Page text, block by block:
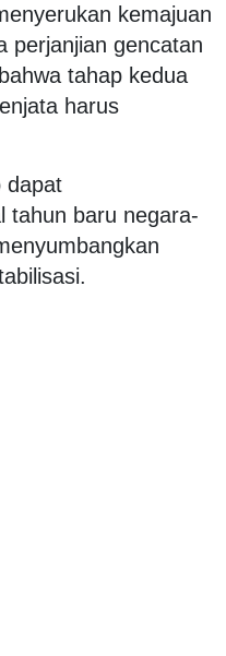
kemajuan
perjanjian gencatan
tahap kedua
harus
dapat
tahun baru negara-